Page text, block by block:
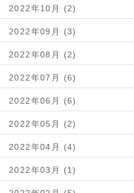
2022年10月 (2)
2022年09月 (3)
2022年08月 (2)
2022年07月 (6)
2022年06月 (6)
2022年05月 (2)
2022年04月 (4)
2022年03月 (1)